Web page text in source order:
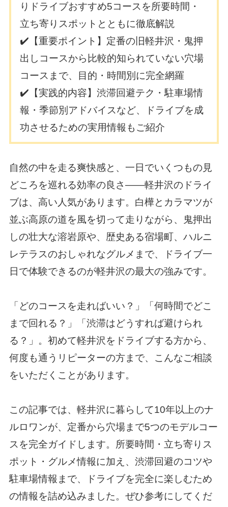
りドライブおすすめ5コースを所要時間・
立ち寄りスポットとともに徹底解説
✔️【重要ポイント】定番の旧軽井沢・鬼押
出しコースから比較的知られていない穴場
コースまで、目的・時間別に完全網羅
✔️【実践的内容】渋滞回避テク・駐車場情
報・季節別アドバイスなど、ドライブを成
功させるための実用情報もご紹介
自然の中を走る爽快感と、一日でいくつもの見
どころを巡れる効率の良さ——軽井沢のドライ
ブは、高い人気があります。白樺とカラマツが
並ぶ高原の道を風を切って走りながら、鬼押出
しの壮大な溶岩原や、歴史ある宿場町、ハルニ
レテラスのおしゃれなグルメまで、ドライブ一
日で体験できるのが軽井沢の最大の強みです。
「どのコースを走ればいい？」「何時間でどこ
まで回れる？」「渋滞はどうすれば避けられ
る？」。初めて軽井沢をドライブする方から、
何度も通うリピーターの方まで、こんなご相談
をいただくことがあります。
この記事では、軽井沢に暮らして10年以上のナ
ルロワンが、定番から穴場まで5つのモデルコー
スを完全ガイドします。所要時間・立ち寄りス
ポット・グルメ情報に加え、渋滞回避のコツや
駐車場情報まで、ドライブを完全に楽しむため
の情報を詰め込みました。ぜひ参考にしてくだ